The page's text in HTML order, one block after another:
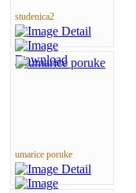
studenica2
umarice poruke